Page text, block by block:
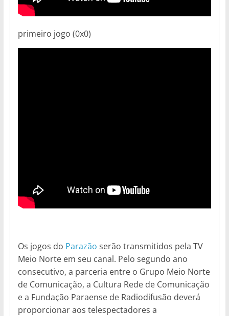
primeiro jogo (0x0)
Os jogos do Parazão serão transmitidos pela TV
Meio Norte em seu canal. Pelo segundo ano
consecutivo, a parceria entre o Grupo Meio Norte
de Comunicação, a Cultura Rede de Comunicação
e a Fundação Paraense de Radiodifusão deverá
proporcionar aos telespectadores a